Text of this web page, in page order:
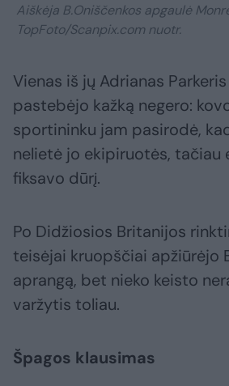
Aiškėja B.Oniščenkos apgaulė
TopFoto/Scanpix.com nuotr.
Vienas iš jų Adrianas
pastebėjo kažką negero:
sportininku jam pasirodė,
nelietė jo ekipiruotės, tačiau
fiksavo dūrį.
Po Didžiosios Britanijos
teisėjai kruopščiai apžiūrėjo
aprangą, bet nieko keisto
varžytis toliau.
Špagos klausimas